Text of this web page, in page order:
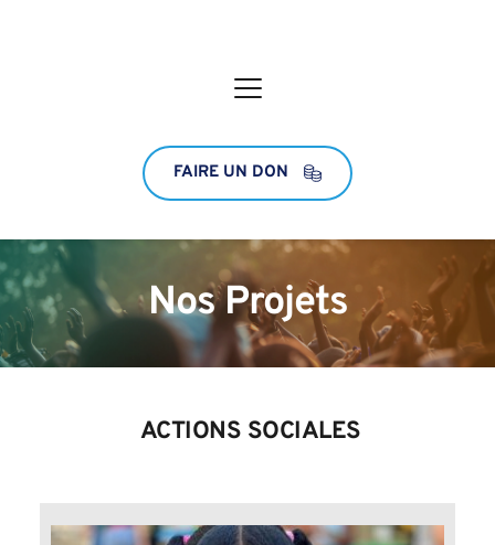
FAIRE UN DON
Nos Projets
ACTIONS SOCIALES